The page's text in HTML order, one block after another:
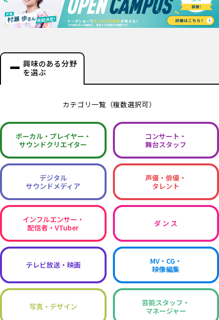
興味のある分野
を選ぶ
カテゴリ一覧（複数選択可）
ボーカル・ プレイヤー・
サウンドクリエイター
コンサート・
舞台スタッフ
デジタル
サウンドメディア
声優・俳優・
タレント
インフルエンサー・
配信者・VTuber
ダ ン ス
テレビ放送・映画
MV・CG・
映像編集
写真・デザイン
芸能スタッフ・
マネージャー